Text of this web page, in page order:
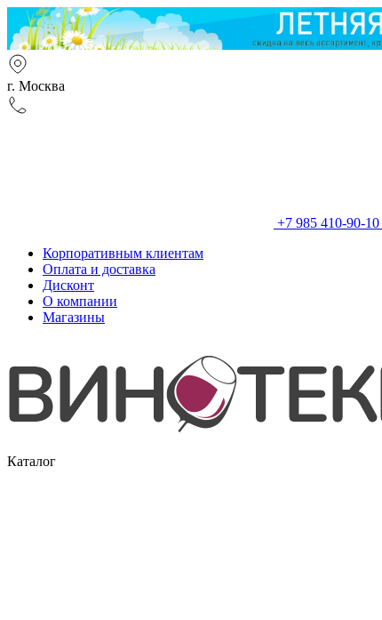
г. Москва
+7 985 410-90-10
Корпоративным клиентам
Оплата и доставка
Дисконт
О компании
Магазины
Каталог